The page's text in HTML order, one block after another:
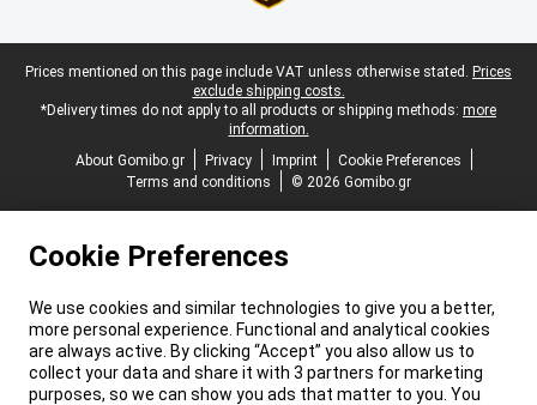
Legal footer
Prices mentioned on this page include VAT unless otherwise stated. Prices
exclude shipping costs.
*Delivery times do not apply to all products or shipping methods: more
information.
About Gomibo.gr
Privacy Imprint
Cookie Preferences
Terms and conditions
© 2026 Gomibo.gr
Cookie Preferences
We use cookies and similar technologies to give you a better,
more personal experience. Functional and analytical cookies
are always active. By clicking “Accept” you also allow us to
collect your data and share it with 3 partners for marketing
purposes, so we can show you ads that matter to you. You